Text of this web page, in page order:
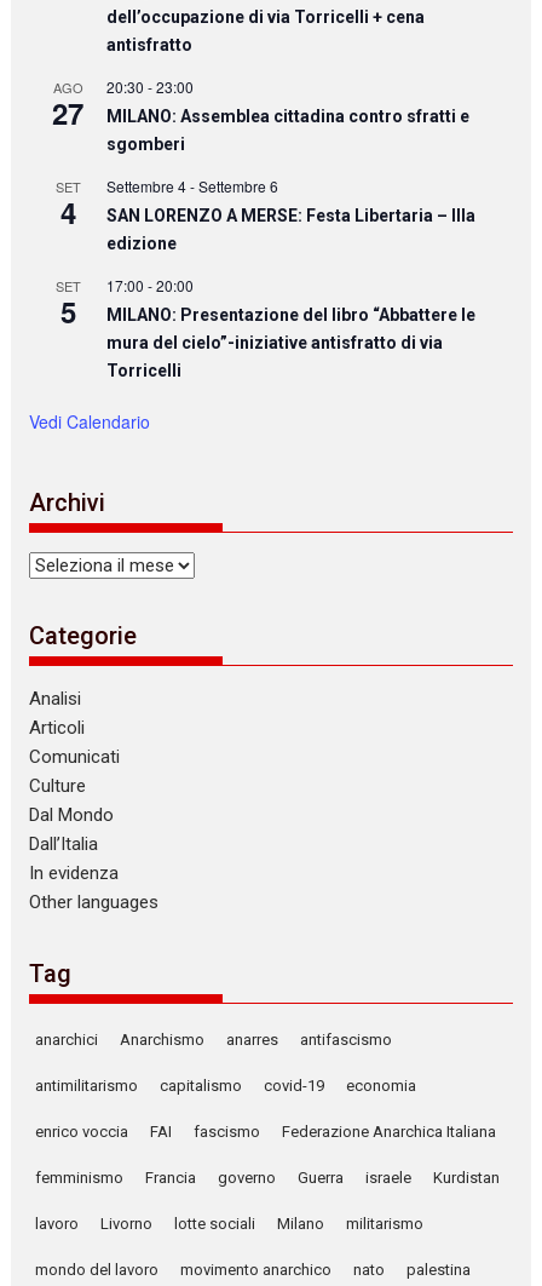
dell’occupazione di via Torricelli + cena
antisfratto
AGO
27
20:30 -23:00
MILANO: Assemblea cittadina contro sfratti e
sgomberi
SET
4
Settembre 4-Settembre 6
SAN LORENZO A MERSE: Festa Libertaria – IIIa
edizione
SET
5
17:00 -20:00
MILANO: Presentazione del libro “Abbattere le
mura del cielo”-iniziative antisfratto di via
Torricelli
Vedi Calendario
Archivi
Archivi
Categorie
Analisi
Articoli
Comunicati
Culture
Dal Mondo
Dall’Italia
In evidenza
Other languages
Tag
anarchici Anarchismo anarres antifascismo
antimilitarismo capitalismo covid-19 economia
enrico voccia FAI fascismo Federazione Anarchica Italiana
femminismo Francia governo Guerra israele Kurdistan
lavoro Livorno lotte sociali Milano militarismo
mondo del lavoro movimento anarchico nato palestina